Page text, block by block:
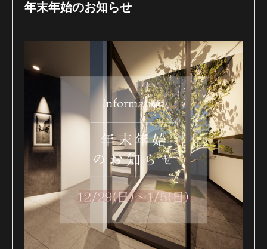
年末年始のお知らせ